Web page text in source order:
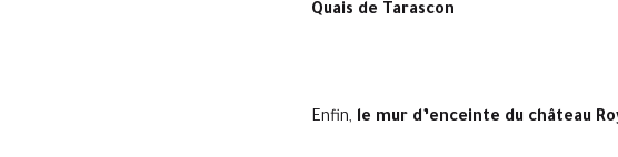
Quais de Tarascon
Enfin, le mur d’enceinte du château